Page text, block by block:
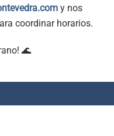
y nos
coordinar horarios.
🌊